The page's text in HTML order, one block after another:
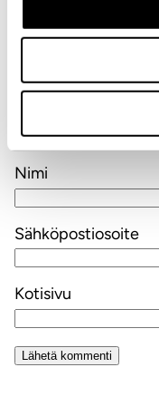
Nimi
Sähköpostiosoite
Kotisivu